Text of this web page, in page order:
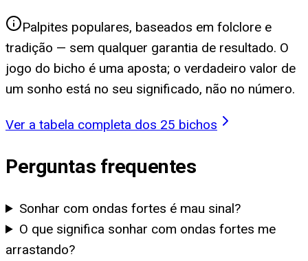
Palpites populares, baseados em folclore e
tradição — sem qualquer garantia de resultado. O
jogo do bicho é uma aposta; o verdadeiro valor de
um sonho está no seu significado, não no número.
Ver a tabela completa dos 25 bichos
Perguntas frequentes
Sonhar com ondas fortes é mau sinal?
O que significa sonhar com ondas fortes me
arrastando?